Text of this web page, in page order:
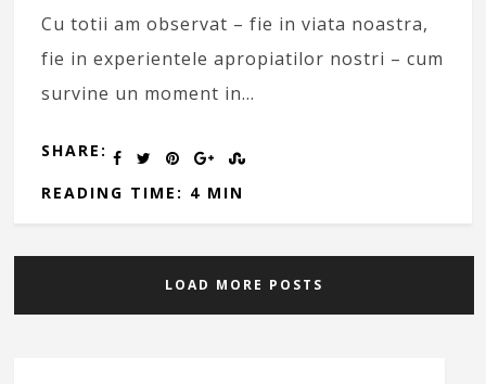
Cu totii am observat – fie in viata noastra,
fie in experientele apropiatilor nostri – cum
survine un moment in…
SHARE:
READING TIME: 4 MIN
LOAD MORE POSTS